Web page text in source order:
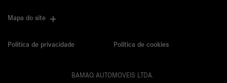
Mapa do site
Política de privacidade Política de cookies
BAMAQ AUTOMOVEIS LTDA.